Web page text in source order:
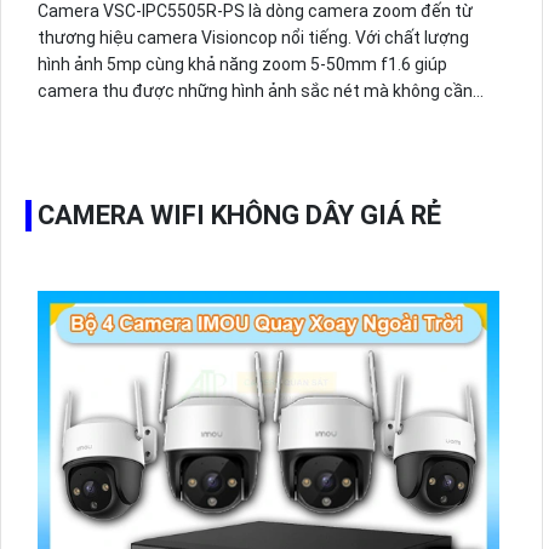
Camera VSC-IPC5505R-PS là dòng camera zoom đến từ
thương hiệu camera Visioncop nổi tiếng. Với chất lượng
hình ảnh 5mp cùng khả năng zoom 5-50mm f1.6 giúp
camera thu được những hình ảnh sắc nét mà không cần
CAMERA WIFI KHÔNG DÂY GIÁ RẺ